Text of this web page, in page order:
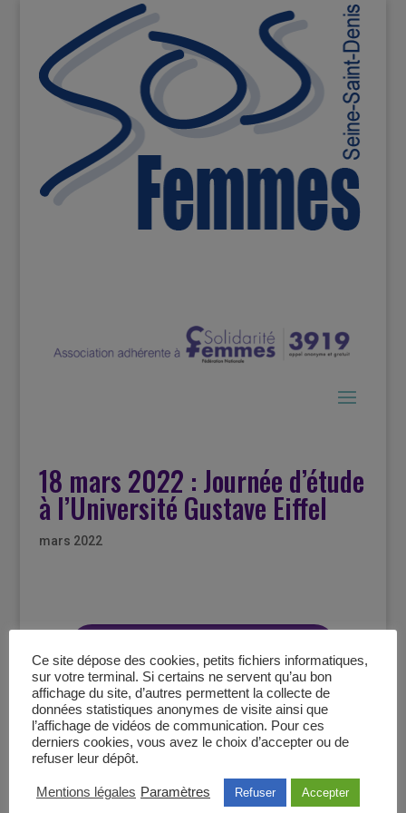
18 mars 2022 : Journée d’étude
à l’Université Gustave Eiffel
mars 2022
de recherche sur les
terrains rendus
sensibles par la
vulnérabilité des
personnes concernées
Ce site dépose des cookies, petits fichiers informatiques,
sur votre terminal. Si certains ne servent qu’au bon
affichage du site, d’autres permettent la collecte de
données statistiques anonymes de visite ainsi que
l’affichage de vidéos de communication. Pour ces
derniers cookies, vous avez le choix d’accepter ou de
refuser leur dépôt.
Mentions légales Paramètres Refuser Accepter